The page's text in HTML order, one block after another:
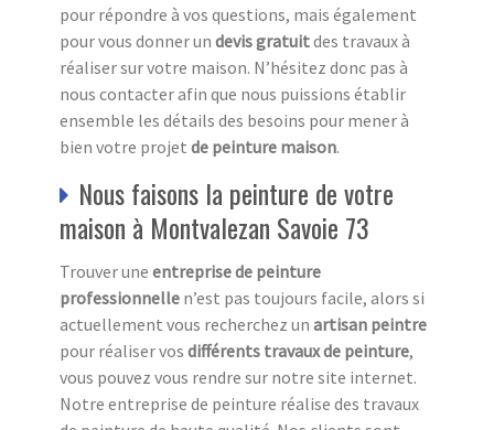
pour répondre à vos questions, mais également
pour vous donner un devis gratuitdes travaux à
réaliser sur votre maison. N’hésitez donc pas à
nous contacter afin que nous puissions établir
ensemble les détails des besoins pour mener à
bien votre projet de peinture maison.
Nous faisons la peinture de votre
maison à Montvalezan Savoie 73
Trouver une entreprise de peinture
professionnelle n’est pas toujours facile, alors si
actuellement vous recherchez un artisan peintre
pour réaliser vos différents travaux de peinture,
vous pouvez vous rendre sur notre site internet.
Notre entreprise de peinture réalise des travaux